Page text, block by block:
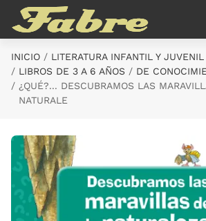
Saltar al contenido principal
INICIO
LITERATURA INFANTIL Y JUVENIL
LIBROS DE 3 A 6 AÑOS
DE
¿QUÉ?... DESCUBRAMOS LAS
NATURALE